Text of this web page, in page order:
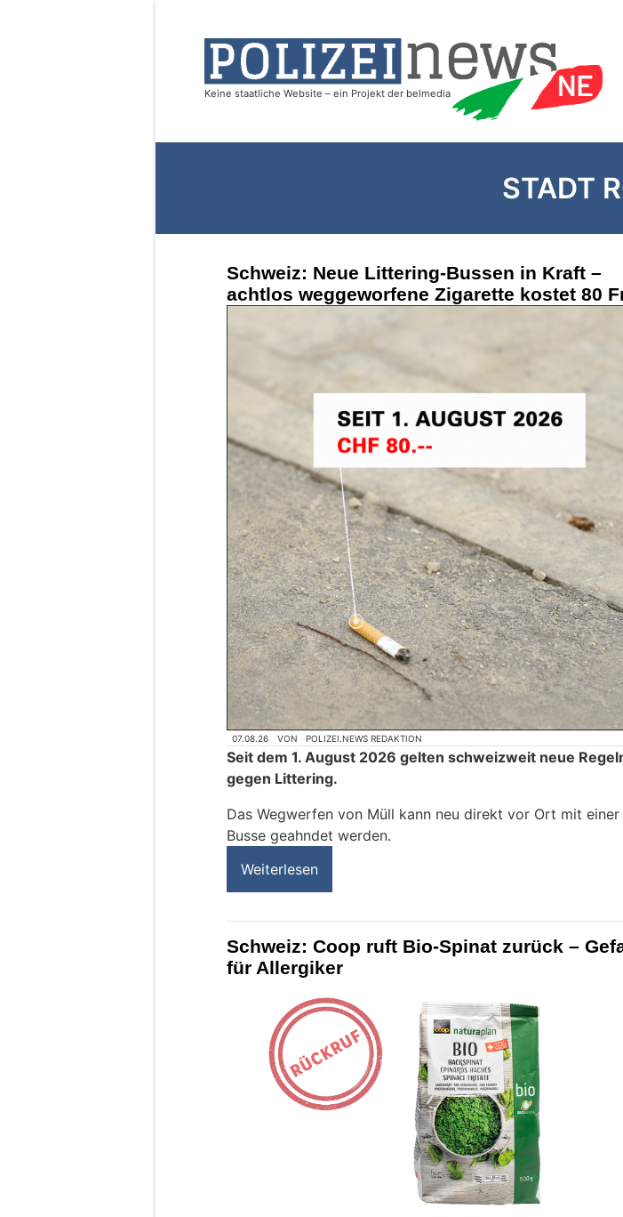
STADT
Schweiz: Neue Littering-Bussen in Kraft –
achtlos weggeworfene Zigarette kostet 80
07.08.26 VON POLIZEI.NEWS REDAKTION
Seit dem 1. August 2026 gelten schweizweit neue
gegen Littering.
Das Wegwerfen von Müll kann neu direkt vor Ort mit einer
Busse geahndet werden.
Weiterlesen
Schweiz: Coop ruft Bio-Spinat zurück –
für Allergiker